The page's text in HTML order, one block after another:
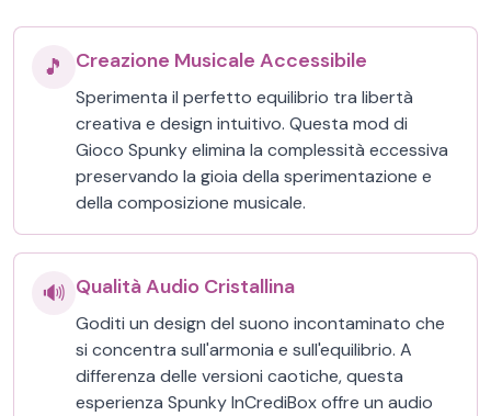
🎵 Creazione Musicale Accessibile
Sperimenta il perfetto equilibrio tra libertà
creativa e design intuitivo. Questa mod di
Gioco Spunky elimina la complessità eccessiva
preservando la gioia della sperimentazione e
della composizione musicale.
🔊 Qualità Audio Cristallina
Goditi un design del suono incontaminato che
si concentra sull'armonia e sull'equilibrio. A
differenza delle versioni caotiche, questa
esperienza Spunky InCrediBox offre un audio